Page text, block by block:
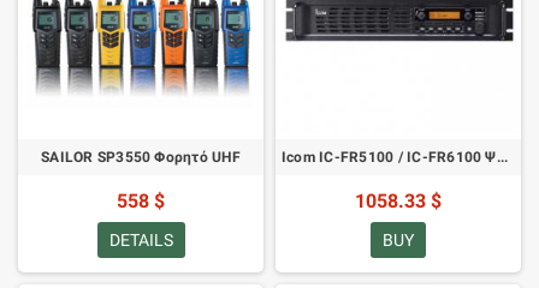
SAILOR SP3550 Φορητό UHF
558 $
DETAILS
Icom IC-FR5100 / IC-FR6100 Ψηφιακός Αναμεταδότης PMR IDAS
1058.33 $
BUY